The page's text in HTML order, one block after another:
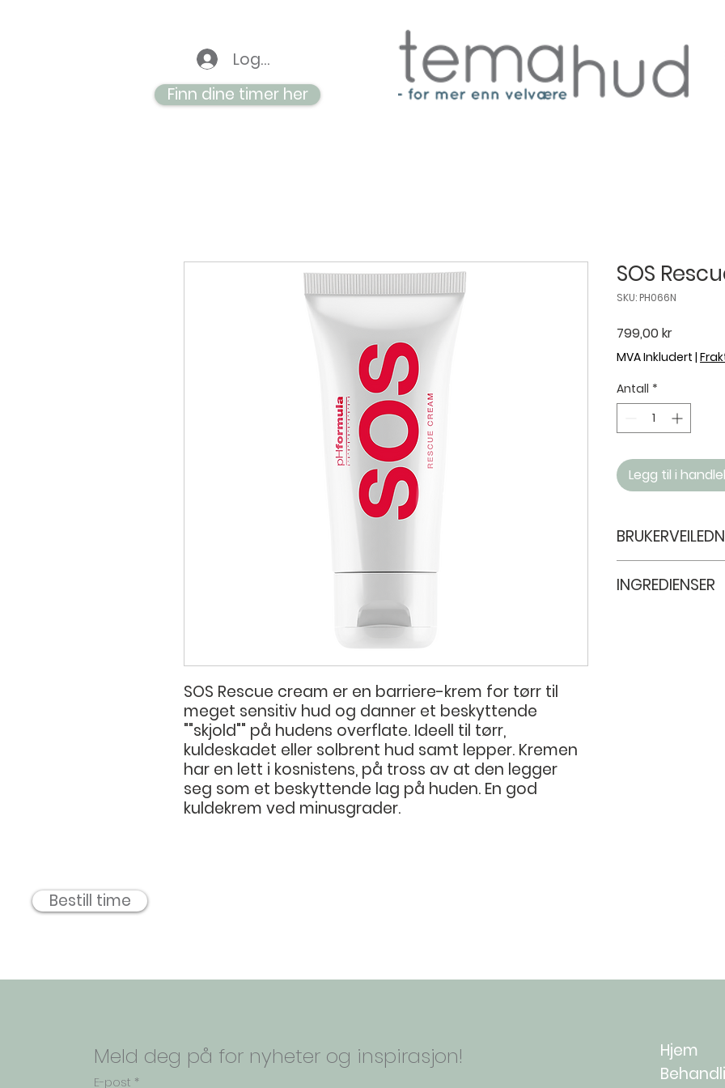
Logg inn
Finn dine timer her
SOS Rescue cream er en barriere-krem for tørr til
meget sensitiv hud og danner et beskyttende
""skjold"" på hudens overflate. Ideell til tørr,
kuldeskadet eller solbrent hud samt lepper. Kremen
har en lett i kosnistens, på tross av at den legger
seg som et beskyttende lag på huden. En god
kuldekrem ved minusgrader.
SOS
SKU: PH066N
799,00 krPris
MVA Inkludert |
Antall *
Legg til i
INGREDIENSER
Bestill time
Meld deg på for nyheter og inspirasjon!
E-post *
Hjem